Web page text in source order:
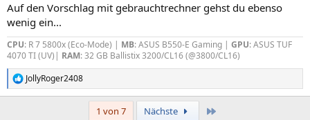
Auf den Vorschlag mit gebrauchtrechner gehst du ebenso
wenig ein...
CPU: R 7 5800x (Eco-Mode) | MB: ASUS B550-E Gaming | GPU: ASUS TUF
4070 TI (UV)| RAM: 32 GB Ballistix 3200/CL16 (@3800/CL16)
R
e
JollyRoger2408
1 von 7 Nächste